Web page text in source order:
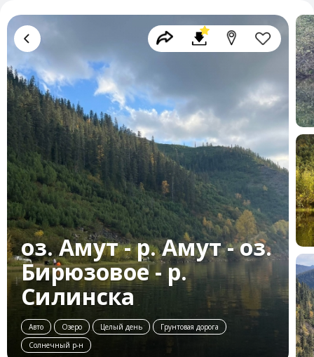
оз. Амут - р. Амут - оз.
Бирюзовое - р.
Силинска
Авто Озеро Целый день
Грунтовая дорога
Солнечный р-н